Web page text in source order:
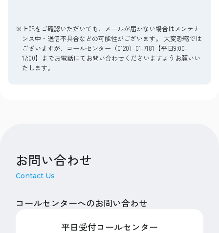
※上記をご確認いただいても、メールが届かない場合はメンテナ
ンス中・送信不具合などの可能性がございます。 大変恐縮では
ございますが、コールセンター（0120）01-7181【平日9:00-
17:00】までお電話にてお問い合わせくださいますようお願いい
たします。
お問い合わせ
Contact Us
コールセンターへのお問い合わせ
平日受付コールセンター